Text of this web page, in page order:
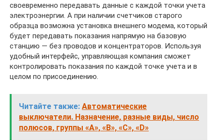
своевременно передавать данные с каждой точки учета
электроэнергии. А при наличии счетчиков старого
образца возможна установка внешнего модема, который
будет передавать показания напрямую на базовую
станцию — без проводов и концентраторов. Используя
удобный интерфейс, управляющая компания сможет
контролировать показания по каждой точке учета и в
целом по присоединению.
Читайте также: Автоматические
выключатели. Назначение, разные виды, число
полюсов, группы «A», «B», «C», «D»